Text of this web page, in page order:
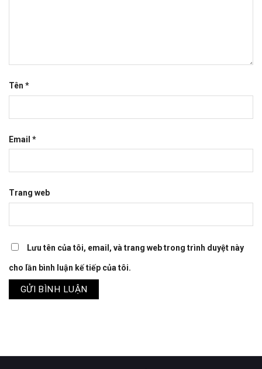
Tên *
Email *
Trang web
Lưu tên của tôi, email, và trang web trong trình duyệt này
cho lần bình luận kế tiếp của tôi.